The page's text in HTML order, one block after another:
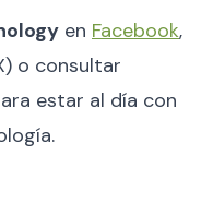
en Facebook,
o consultar
estar al día con